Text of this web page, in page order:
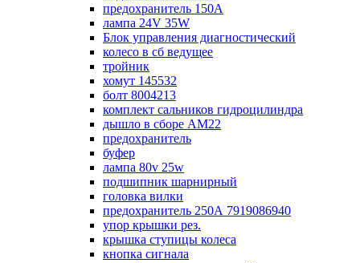
предохранитель 150А
лампа 24V 35W
Блок управления диагностический
колесо в сб ведущее
тройник
хомут 145532
болт 8004213
комплект сальников гидроцилиндра
дышло в сборе AM22
предохранитель
буфер
лампа 80v 25w
подшипник шарнирный
головка вилки
предохранитель 250А 7919086940
упор крышки рез.
крышка ступицы колеса
кнопка сигнала